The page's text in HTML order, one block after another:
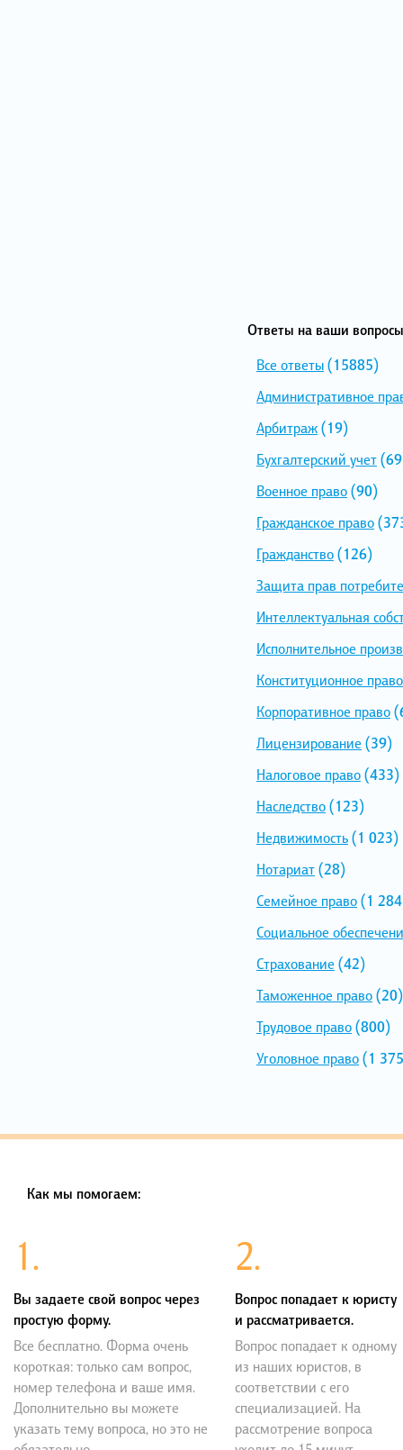
Ответы на ваши
Все ответы(15885)
Административное
Арбитраж(19)
Бухгалтерский учет
Военное право(90)
Гражданское право
Гражданство(126)
Защита прав
Интеллектуальная
Исполнительное
Конституционное право
Корпоративное право
Лицензирование (39)
Налоговое право(433)
Наследство(123)
Недвижимость(1 023)
Нотариат(28)
Семейное право(1
Социальное
Страхование (42)
Таможенное право(20)
Трудовое право(800)
Уголовное право(1
Как мы помогаем:
1.
Вы задаете свой вопрос через
простую форму.
Все бесплатно. Форма очень
короткая: только сам вопрос,
номер телефона и ваше имя.
Дополнительно вы можете
указать тему вопроса, но это не
2.
Вопрос попадает к юристу
и рассматривается.
Вопрос попадает к одному
из наших юристов, в
соответствии с его
специализацией. На
рассмотрение вопроса